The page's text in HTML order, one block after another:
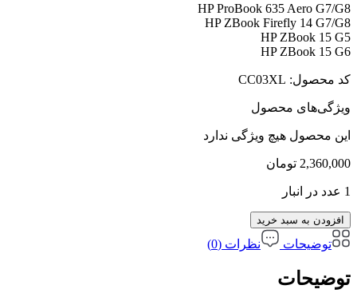
HP ProBook 635 Aero G7/G8
HP ZBook Firefly 14 G7/G8
HP ZBook 15 G5
HP ZBook 15 G6
کد محصول: CC03XL
ویژگی‌های محصول
این محصول هیچ ویژگی ندارد
2,360,000 تومان
1 عدد در انبار
افزودن به سبد خرید
توضیحات نظرات (0)
توضیحات